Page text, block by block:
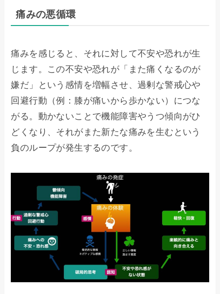
痛みの悪循環
痛みを感じると、それに対して不安や恐れが生
じます。この不安や恐れが「また痛くなるのが
嫌だ」という感情を増幅させ、過剰な警戒心や
回避行動（例：膝が痛いから歩かない）につな
がる。動かないことで機能障害やうつ傾向がひ
どくなり、それがまた新たな痛みを生むという
負のループが発生するのです。